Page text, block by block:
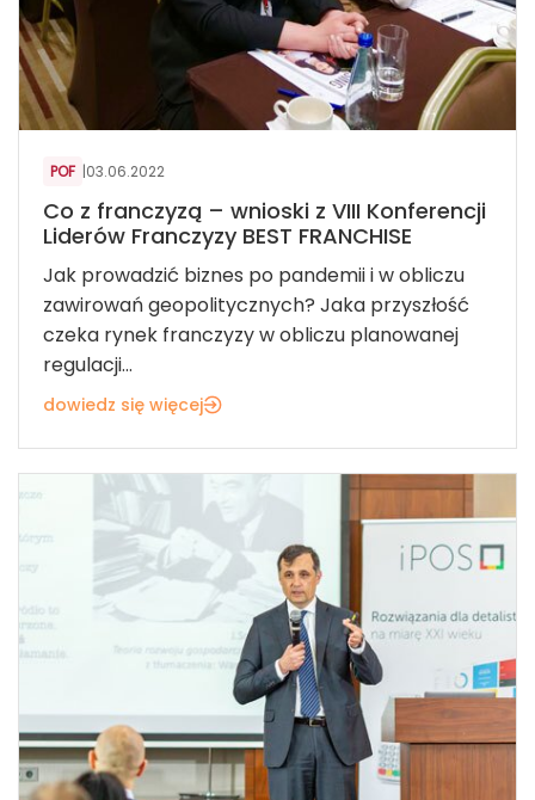
POF |03.06.2022
Co z franczyzą – wnioski z VIII Konferencji
Liderów Franczyzy BEST FRANCHISE
Jak prowadzić biznes po pandemii i w obliczu
zawirowań geopolitycznych? Jaka przyszłość
czeka rynek franczyzy w obliczu planowanej
regulacji...
dowiedz się więcej